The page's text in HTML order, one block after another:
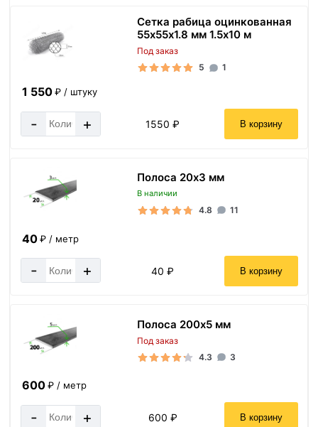
Сетка рабица оцинкованная
55х55х1.8 мм 1.5х10 м
Под заказ
5
1
1 550₽ / штуку
- + 1550 ₽ В корзину
Полоса 20х3 мм
В наличии
4.8 11
40₽ / метр
- + 40 ₽ В корзину
Полоса 200х5 мм
Под заказ
4.3
3
600₽ / метр
- + 600 ₽ В корзину